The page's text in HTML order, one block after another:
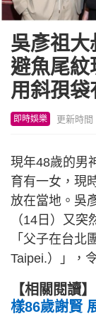
吳彥祖
避魚尾紋
用斜孭袋
即時娛樂 更新時間
現年48歲的男
育有一女，現
放在當地。吳
（14日）又突
「父子在台北
Taipei.）」，
【相關閱讀】
樣86歲謝賢